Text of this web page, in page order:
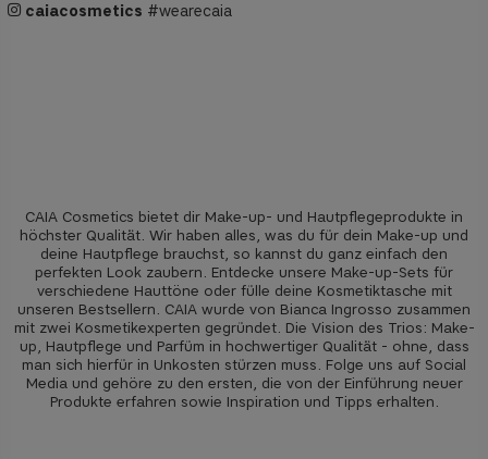
caiacosmetics #wearecaia
CAIA Cosmetics bietet dir Make-up- und Hautpflegeprodukte in
höchster Qualität. Wir haben alles, was du für dein Make-up und
deine Hautpflege brauchst, so kannst du ganz einfach den
perfekten Look zaubern. Entdecke unsere Make-up-Sets für
verschiedene Hauttöne oder fülle deine Kosmetiktasche mit
unseren Bestsellern. CAIA wurde von Bianca Ingrosso zusammen
mit zwei Kosmetikexperten gegründet. Die Vision des Trios: Make-
up, Hautpflege und Parfüm in hochwertiger Qualität - ohne, dass
man sich hierfür in Unkosten stürzen muss. Folge uns auf Social
Media und gehöre zu den ersten, die von der Einführung neuer
Produkte erfahren sowie Inspiration und Tipps erhalten.